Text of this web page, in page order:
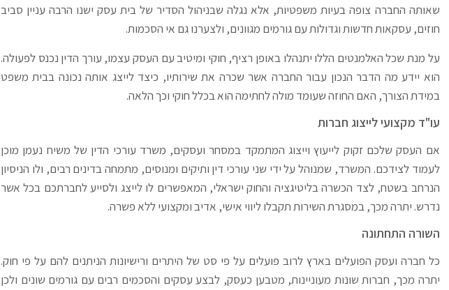
שאותה החברה צופה בעיות משפטיות, אלא נגלה שבניהול הסדיר של בית עסק ישנו הרבה עניין סביב
חוזים, עסקאות חדשות וגדולות עם גורמים מגוונים, ולצערנו גם אי הסכמות.
על מנת שכל האלמנטים הללו יתנהלו באופן רציף, חוקי ומיטיב עם העסק עצמו, עורך הדין נכנס לפעולה.
הוא יידע מה הדבר הנכון עבור החברה אשר שכרה את שירותיו, כיצד לייצג אותה נכונה בבית משפט
במידת הצורך, האם החוזה שעומד מולה לחתימה הוא בכלל חוקי וכך הלאה.
עו"ד מקצועי לייצוג חברות
אם העסק שלכם זקוק לייעוץ וייצוג המתמקד במסחר ועסקים, משרד עורכי הדין של משיח נעמן מוכן
לעמוד לצידכם. המשרד, שמנוהל על ידי שני עורכי דין ותיקים ומנוסים, מתמחה בדינים רבים, ולו הניסיון
הנרחב בשטח, לצד הכשרה בליטיגציה והחוק ישראלי, המאפשרים לו לייצג ולסייע לחברתכם בכל אשר
נדרש. יתרה מכך, במסגרת השירות תקבלו ליווי אישי, אדיב ומקצועי ללא פשרה.
השורה התחתונה
כל חברה ועסק הפועלים בארץ לרוב פועלים על פי סט של היתרים ורישיונות הניתנים להם על פי חוק.
יתרה מכך, חברות שונות מעוניינות, מטבען כעסק, לבצע עסקים והסכמים רבים עם גורמים שונים ולכן